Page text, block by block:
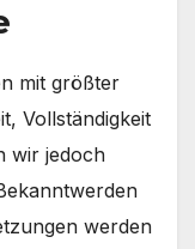
mit größter
Vollständigkeit
wir jedoch
werden